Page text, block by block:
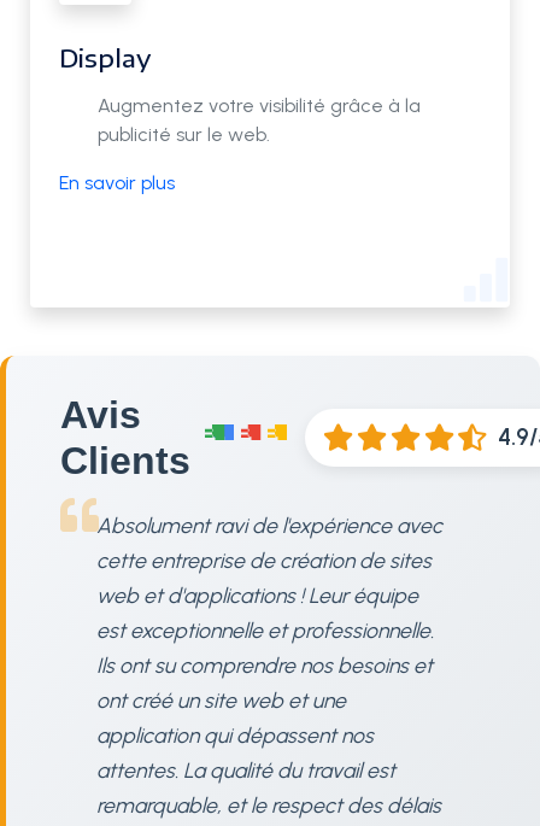
Display
Augmentez votre visibilité grâce à la
publicité sur le web.
En savoir plus
Avis
Clients
Absolument ravi de l'expérience avec
cette entreprise de création de sites
web et d'applications ! Leur équipe
est exceptionnelle et professionnelle.
Ils ont su comprendre nos besoins et
ont créé un site web et une
application qui dépassent nos
attentes. La qualité du travail est
remarquable, et le respect des délais